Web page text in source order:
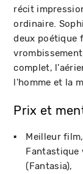
récit
ordinaire.
deux poétique
complet,
l'homme et la
Prix et
Meilleur
Fantastique
(Fantasia)